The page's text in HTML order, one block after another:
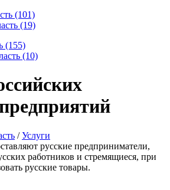
(101)
(19)
(155)
(10)
/Услуги
русские предприниматели,
работников и стремящиеся, при
русские товары.